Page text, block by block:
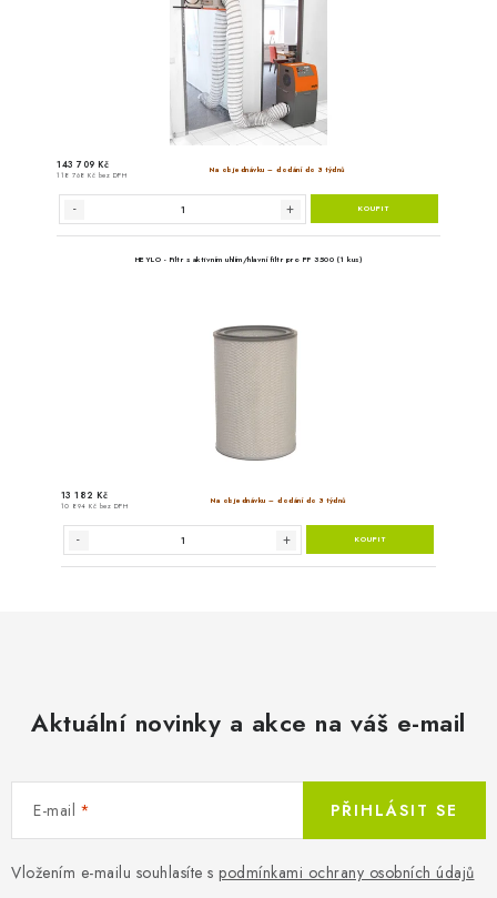
Aktuální novinky a akce na váš e-mail
E-mail
Vložením e-mailu souhlasíte s podmínkami ochrany osobních údajů
PŘIHLÁSIT SE